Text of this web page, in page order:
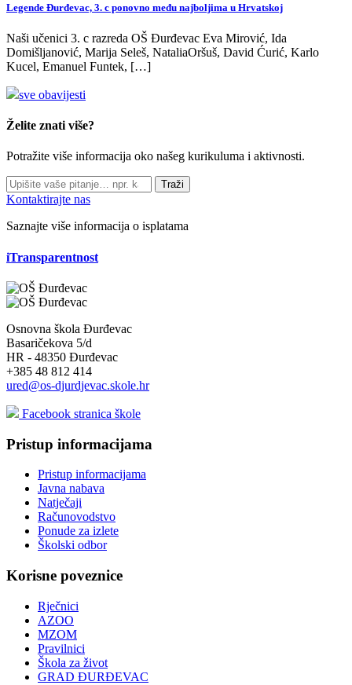
Legende Đurđevac, 3. c ponovno među najboljima u Hrvatskoj
Naši učenici 3. c razreda OŠ Đurđevac Eva Mirović, Ida
Domišljanović, Marija Seleš, NataliaOršuš, David Ćurić, Karlo
Kucel, Emanuel Funtek, […]
sve obavijesti
Želite znati više?
Potražite više informacija oko našeg kurikuluma i aktivnosti.
Traži
Kontaktirajte nas
Saznajte više informacija o isplatama
iTransparentnost
Osnovna škola Đurđevac
Basaričekova 5/d
HR - 48350 Đurđevac
+385 48 812 414
ured@os-djurdjevac.skole.hr
Facebook stranica škole
Pristup informacijama
Pristup informacijama
Javna nabava
Natječaji
Računovodstvo
Ponude za izlete
Školski odbor
Korisne poveznice
Rječnici
AZOO
MZOM
Pravilnici
Škola za život
GRAD ĐURĐEVAC